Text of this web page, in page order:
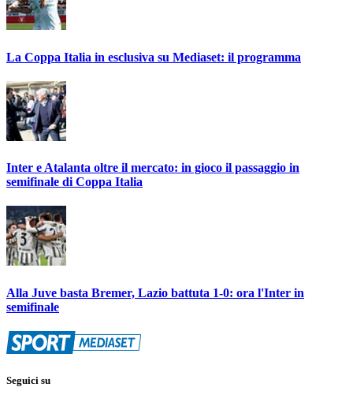
La Coppa Italia in esclusiva su Mediaset: il programma
Inter e Atalanta oltre il mercato: in gioco il passaggio in
semifinale di Coppa Italia
Alla Juve basta Bremer, Lazio battuta 1-0: ora l'Inter in
semifinale
Seguici su